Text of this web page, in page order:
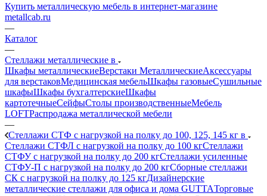
Купить металлическую мебель в интернет-магазине
metallcab.ru
—
Каталог
—
Стеллажи металлические в
Шкафы металлическиеВерстаки МеталлическиеАксессуары
для верстаковМедицинская мебельШкафы газовыеСушильные
шкафыШкафы бухгалтерскиеШкафы
картотечныеСейфыСтолы производственныеМебель
LOFTРаспродажа металлической мебели
—
Стеллажи СТФ с нагрузкой на полку до 100, 125, 145 кг в
Стеллажи СТФЛ с нагрузкой на полку до 100 кгСтеллажи
СТФУ с нагрузкой на полку до 200 кгСтеллажи усиленные
СТФУ-П с нагрузкой на полку до 200 кгСборные стеллажи
СК с нагрузкой на полку до 125 кгДизайнерские
металлические стеллажи для офиса и дома GUTTAТорговые